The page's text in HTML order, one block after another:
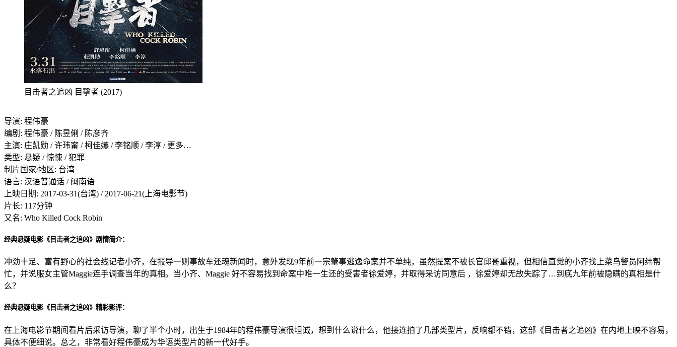
目击者之追凶 目擊者 (2017)
导演: 程伟豪
编剧: 程伟豪 / 陈昱俐 / 陈彦齐
主演: 庄凯勋 / 许玮甯 / 柯佳嬿 / 李铭顺 / 李淳 / 更多…
类型: 悬疑 / 惊悚 / 犯罪
制片国家/地区: 台湾
语言: 汉语普通话 / 闽南语
上映日期: 2017-03-31(台湾) / 2017-06-21(上海电影节)
片长: 117分钟
又名: Who Killed Cock Robin
经典悬疑电影《目击者之追凶》剧情简介：
冲劲十足、富有野心的社会线记者小齐，在报导一则事故车还魂新闻时，意外发现9年前一宗肇事逃逸命案并不单纯，虽然提案不被长官邱哥重视，但相信直觉的小齐找上菜鸟警员阿纬帮
忙，并说服女主管Maggie连手调查当年的真相。当小齐、Maggie 好不容易找到命案中唯一生还的受害者徐爱婷，并取得采访同意后 ，徐爱婷却无故失踪了…到底九年前被隐瞒的真相是什
么？
经典悬疑电影《目击者之追凶》精彩影评：
在上海电影节期间看片后采访导演，聊了半个小时，出生于1984年的程伟豪导演很坦诚，想到什么说什么，他接连拍了几部类型片，反响都不错，这部《目击者之追凶》在内地上映不容易，
具体不便细说。总之，非常看好程伟豪成为华语类型片的新一代好手。